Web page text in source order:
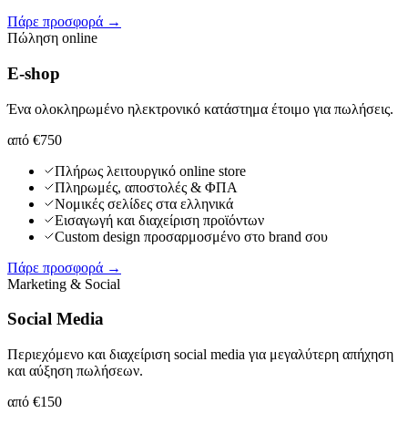
Πάρε προσφορά →
Πώληση online
E-shop
Ένα ολοκληρωμένο ηλεκτρονικό κατάστημα έτοιμο για πωλήσεις.
από €750
Πλήρως λειτουργικό online store
Πληρωμές, αποστολές & ΦΠΑ
Νομικές σελίδες στα ελληνικά
Εισαγωγή και διαχείριση προϊόντων
Custom design προσαρμοσμένο στο brand σου
Πάρε προσφορά →
Marketing & Social
Social Media
Περιεχόμενο και διαχείριση social media για μεγαλύτερη απήχηση
και αύξηση πωλήσεων.
από €150